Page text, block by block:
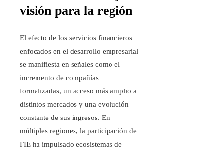
visión para la región
El efecto de los servicios financieros
enfocados en el desarrollo empresarial
se manifiesta en señales como el
incremento de compañías
formalizadas, un acceso más amplio a
distintos mercados y una evolución
constante de sus ingresos. En
múltiples regiones, la participación de
FIE ha impulsado ecosistemas de